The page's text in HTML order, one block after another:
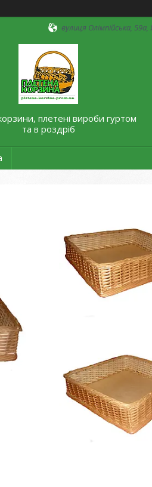
вулиця Олімпійська, 59а,
плетені вироби гуртом
та в роздріб